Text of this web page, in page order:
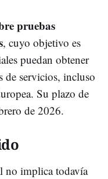
pruebas
, cuyo objetivo es
puedan obtener
de servicios, incluso
Su plazo de
de 2026.
no implica todavía